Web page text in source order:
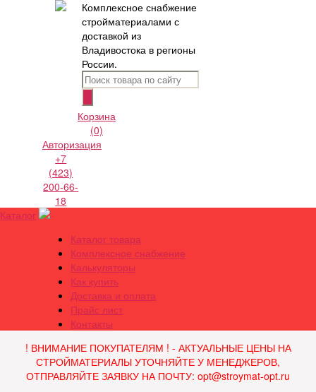
Комплексное снабжение
стройматериалами с
доставкой из
Владивостока в регионы
России.
Корзина
(0)
Авторизация
+7
(423)
200-66-
18
Каталог
Каталог товара
Комплексное снабжение
Калькуляторы
Как купить
Доставка и оплата
Прайс лист
Контакты
! ВНИМАНИЕ ПОКУПАТЕЛЯМ ! - АКТУАЛЬНЫЕ ЦЕНЫ НА
СТРОЙМАТЕРИАЛЫ УТОЧНЯЙТЕ У МЕНЕДЖЕРОВ,
ОТПРАВЛЯЙТЕ ЗАЯВКУ НА ПОЧТУ: opt@stroymat-opt.ru